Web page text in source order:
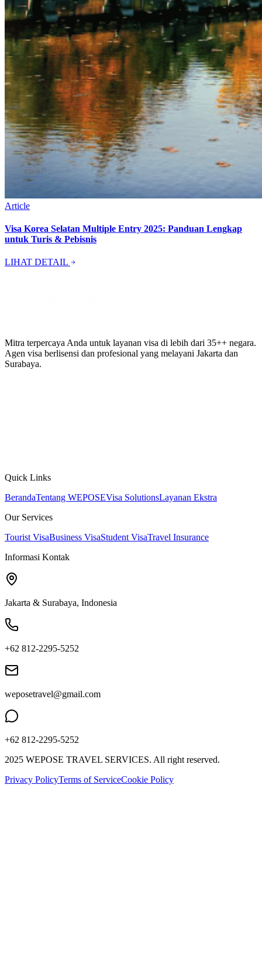
Article
Visa Korea Selatan Multiple Entry 2025: Panduan Lengkap
untuk Turis & Pebisnis
LIHAT DETAIL
Mitra terpercaya Anda untuk layanan visa di lebih dari 35++ negara.
Agen visa berlisensi dan profesional yang melayani Jakarta dan
Surabaya.
Quick Links
BerandaTentang WEPOSEVisa SolutionsLayanan Ekstra
Our Services
Tourist VisaBusiness VisaStudent VisaTravel Insurance
Informasi Kontak
Jakarta & Surabaya, Indonesia
+62 812-2295-5252
weposetravel@gmail.com
+62 812-2295-5252
2025 WEPOSE TRAVEL SERVICES. All right reserved.
Privacy PolicyTerms of ServiceCookie Policy